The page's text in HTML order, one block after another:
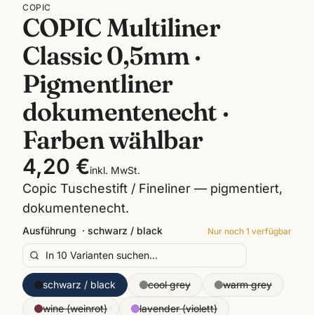
COPIC
COPIC Multiliner
Classic 0,5mm ·
Pigmentliner
dokumentenecht ·
Farben wählbar
4,20 €inkl. MwSt.
Copic Tuschestift / Fineliner — pigmentiert,
dokumentenecht.
Ausführung · schwarz / black Nur noch 1 verfügbar
schwarz / black cool grey
warm grey
wine (weinrot)
lavender (violett)